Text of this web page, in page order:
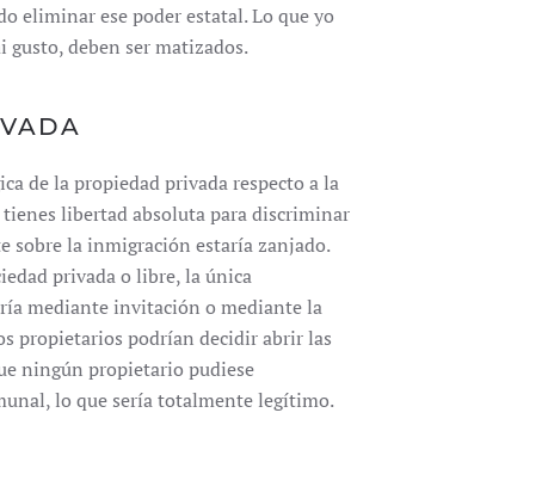
eliminar ese poder estatal. Lo que yo
deben ser matizados.
de la propiedad privada respecto a la
libertad absoluta para discriminar
sobre la inmigración estaría zanjado.
privada o libre, la única
mediante invitación o mediante la
propietarios podrían decidir abrir las
ningún propietario pudiese
lo que sería totalmente legítimo.